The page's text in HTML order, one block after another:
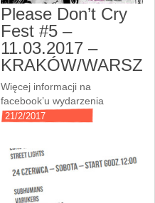
Please Don’t Cry
Fest #5 –
11.03.2017 –
KRAKÓW/
Więcej informacji na
facebook’u wydarzenia
21/2/2017